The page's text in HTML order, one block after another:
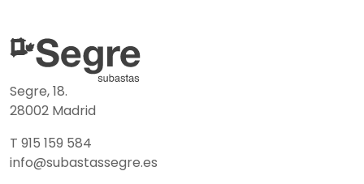
Segre, 18.
28002 Madrid
T 915 159 584
info@subastassegre.es